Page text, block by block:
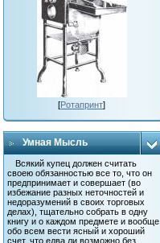
[Ротапринт]
Умная Мысль
Всякий купец должен считать
своею обязанностью все то, что он
предпринимает и совершает (во
избежание разных неточностей и
недоразумений в своих торговых
делах), тщательно собрать в одну
книгу и о каждом предмете и вообще
обо всем вести ясный и хороший
счет, что едва ли возможно без